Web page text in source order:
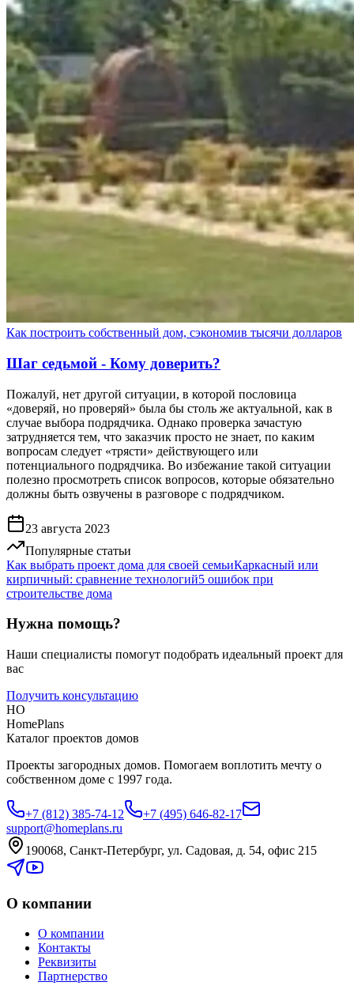
Как построить собственный дом, сэкономив тысячи долларов
Шаг седьмой - Кому доверить?
Пожалуй, нет другой ситуации, в которой пословица
«доверяй, но проверяй» была бы столь же актуальной, как в
случае выбора подрядчика. Однако проверка зачастую
затрудняется тем, что заказчик просто не знает, по каким
вопросам следует «трясти» действующего или
потенциального подрядчика. Во избежание такой ситуации
полезно просмотреть список вопросов, которые обязательно
должны быть озвучены в разговоре с подрядчиком.
23 августа 2023
Популярные статьи
Как выбрать проект дома для своей семьиКаркасный или
кирпичный: сравнение технологий5 ошибок при
строительстве дома
Нужна помощь?
Наши специалисты помогут подобрать идеальный проект для
вас
Получить консультацию
HO
HomePlans
Каталог проектов домов
Проекты загородных домов. Помогаем воплотить мечту о
собственном доме с 1997 года.
+7 (812) 385-74-12
+7 (495) 646-82-17
support@homeplans.ru
190068, Санкт-Петербург, ул. Садовая, д. 54, офис 215
О компании
О компании
Контакты
Реквизиты
Партнерство